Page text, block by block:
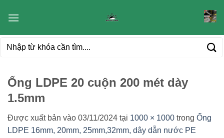
qua
dung
Tìm
Ống LDPE 20 cuộn 200 mét dày
1.5mm
Được xuất bản vào 03/11/2024 tại 1000 × 1000 trong Ống
LDPE 16mm, 20mm, 25mm,32mm, dây dẫn nước PE